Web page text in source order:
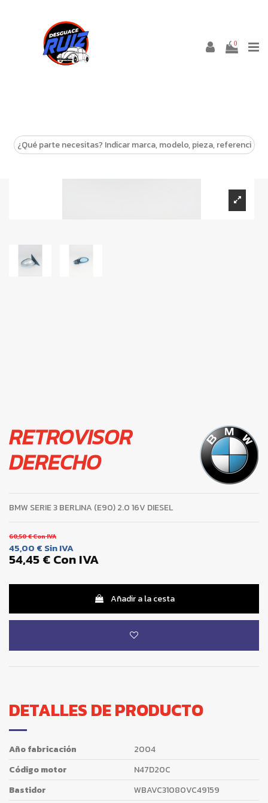
0
RETROVISOR
DERECHO
BMW SERIE 3 BERLINA (E90) 2.0 16V DIESEL
60,50 €Con IVA
45,00 € Sin IVA
54,45 €Con IVA
Añadir a la cesta
DETALLES DE PRODUCTO
Año fabricación
2004
Código motor
N47D20C
Bastidor
WBAVC31080VC49159